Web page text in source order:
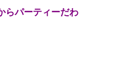
らパーティーだわ